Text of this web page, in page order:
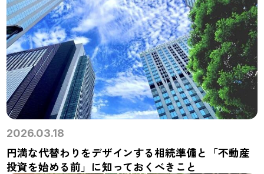
2026.03.18
円満な代替わりをデザインする相続準備と「不動産
投資を始める前」に知っておくべきこと